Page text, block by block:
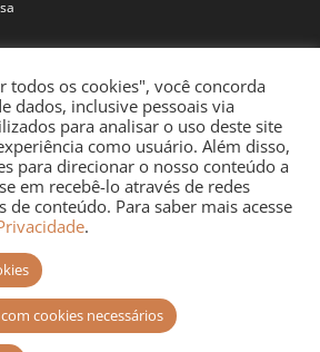
todos os cookies", você concorda
dados, inclusive pessoais via
para analisar o uso deste site
como usuário. Além disso,
para direcionar o nosso conteúdo a
em recebê-lo através de redes
de conteúdo. Para saber mais acesse
.
cookies necessários